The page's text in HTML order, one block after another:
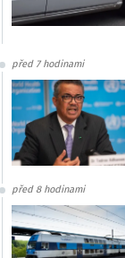
před 7 hodinami
před 8 hodinami